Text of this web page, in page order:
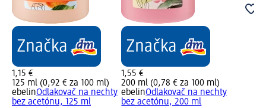
1,15 €
125 ml (0,92 € za 100 ml)
ebelinOdlakovač na nechty
bez acetónu, 125 ml
1,55 €
200 ml (0,78 € za 100 ml)
ebelinOdlakovač na nechty
bez acetónu, 200 ml